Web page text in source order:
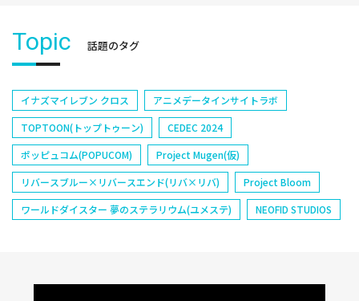
Topic 話題のタグ
イナズマイレブン クロス
アニメデータインサイトラボ
TOPTOON(トップトゥーン)
CEDEC 2024
ポッピュコム(POPUCOM)
Project Mugen(仮)
リバースブルー×リバースエンド(リバ×リバ)
Project Bloom
ワールドダイスター 夢のステラリウム(ユメステ)
NEOFID STUDIOS